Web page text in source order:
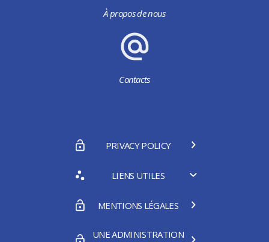
À propos de nous
Contacts
PRIVACY POLICY
LIENS UTILES
MENTIONS LÉGALES
UNE ADMINISTRATION